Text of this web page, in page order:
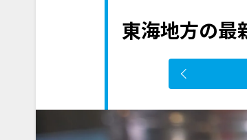
東海地方の最